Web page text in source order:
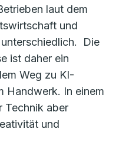
laut dem
und
Die
ist daher ein
Weg zu KI-
Handwerk. In einem
Technik aber
und